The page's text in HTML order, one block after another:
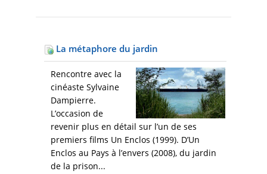
La métaphore du jardin
Rencontre avec la
cinéaste Sylvaine
Dampierre.
L’occasion de
revenir plus en détail sur l’un de ses
premiers films Un Enclos (1999). D’Un
Enclos au Pays à l’envers (2008), du jardin
de la prison...